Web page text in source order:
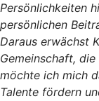
Persönlichkeiten
persönlichen
Daraus erwächst
Gemeinschaft,
möchte ich mich
Talente fördern